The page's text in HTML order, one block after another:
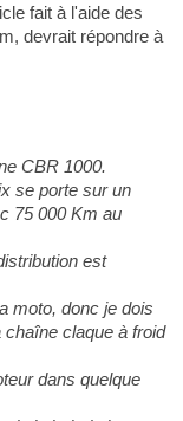
fait à l'aide des
devrait répondre à
CBR 1000.
se porte sur un
75 000 Km au
est
moto, donc je dois
claque à froid
dans quelque